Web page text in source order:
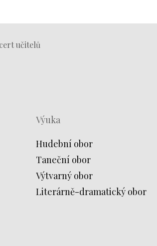
učitelů
Výuka
Hudební obor
Taneční obor
Výtvarný obor
Literárně-dramatický obor